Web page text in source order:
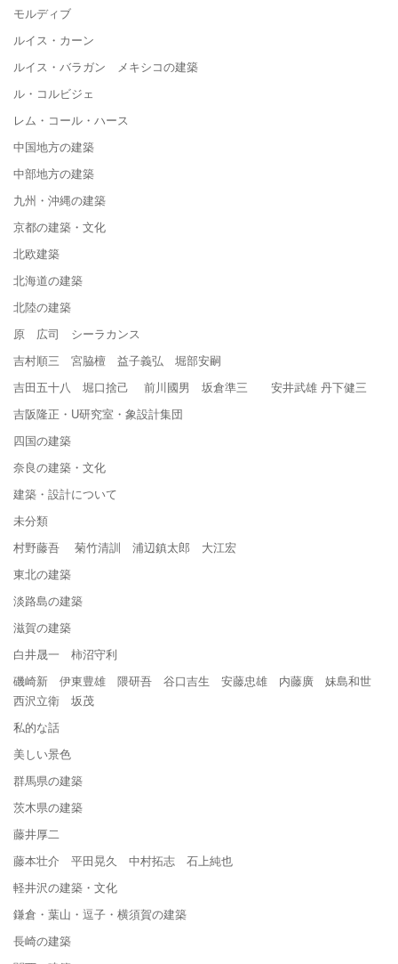
モルディブ
ルイス・カーン
ルイス・バラガン メキシコの建築
ル・コルビジェ
レム・コール・ハース
中国地方の建築
中部地方の建築
九州・沖縄の建築
京都の建築・文化
北欧建築
北海道の建築
北陸の建築
原 広司 シーラカンス
吉村順三 宮脇檀 益子義弘 堀部安嗣
吉田五十八 堀口捨己 前川國男 坂倉準三 安井武雄 丹下健三
吉阪隆正・U研究室・象設計集団
四国の建築
奈良の建築・文化
建築・設計について
未分類
村野藤吾 菊竹清訓 浦辺鎮太郎 大江宏
東北の建築
淡路島の建築
滋賀の建築
白井晟一 柿沼守利
磯崎新 伊東豊雄 隈研吾 谷口吉生 安藤忠雄 内藤廣 妹島和世
西沢立衛 坂茂
私的な話
美しい景色
群馬県の建築
茨木県の建築
藤井厚二
藤本壮介 平田晃久 中村拓志 石上純也
軽井沢の建築・文化
鎌倉・葉山・逗子・横須賀の建築
長崎の建築